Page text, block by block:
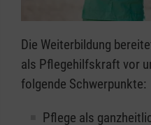
Die Weiterbildung
als Pflegehilfskraft vor
folgende Schwerpunkte:
Pflege als